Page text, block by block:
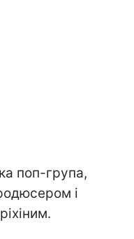
поп-група,
і